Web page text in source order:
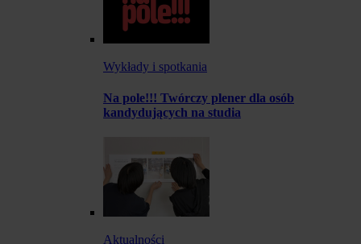
Wykłady i spotkania
Na pole!!! Twórczy plener dla osób
kandydujących na studia
Aktualności